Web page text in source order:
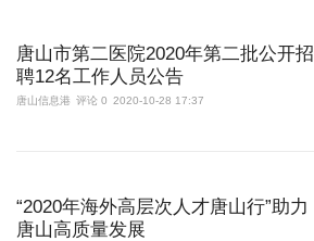
唐山市第二医院2020年第二批公开招
聘12名工作人员公告
唐山信息港 评论 0 2020-10-28 17:37
“2020年海外高层次人才唐山行”助力
唐山高质量发展